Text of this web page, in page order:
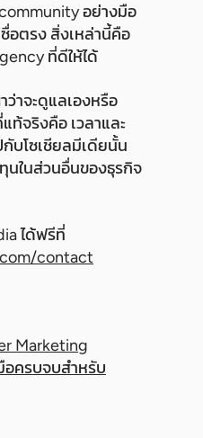
อย่างมือ
อตรง สิ่งเหล่านี้คือ
ที่ดีให้ได้
าจะดูแลเองหรือ
ท้จริงคือ เวลาและ
บโซเชียลมีเดียนั้น
นในส่วนอื่นของธุรกิจ
ได้ฟรีที่
contact
Marketing
อครบจบสำหรับ